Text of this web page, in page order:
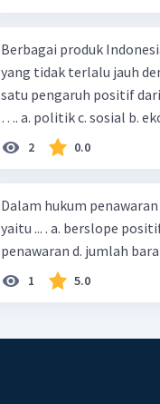
Berbagai produk
yang tidak terlalu jauh
satu pengaruh positif
…. a. politik c. sosial b.
2 0.0
Dalam hukum
yaitu ... . a. berslope
penawaran d. jumlah
1 5.0